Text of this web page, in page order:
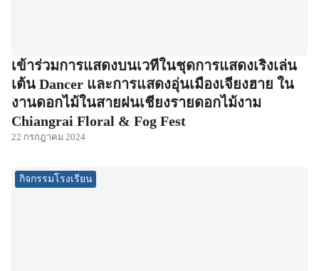
เข้าร่วมการแสดงบนเวทีในชุดการแสดงเริงเล่น
เต้น Dancer และการแสดงอุ่นเมืองเจียงฮาย ใน
งานดอกไม้ในสายฝนเชียงรายดอกไม้งาม
Chiangrai Floral & Fog Fest
22 กรกฎาคม 2024
กิจกรรมโรงเรียน